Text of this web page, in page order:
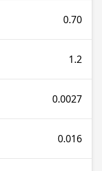
0.70
1.2
0.0027
0.016